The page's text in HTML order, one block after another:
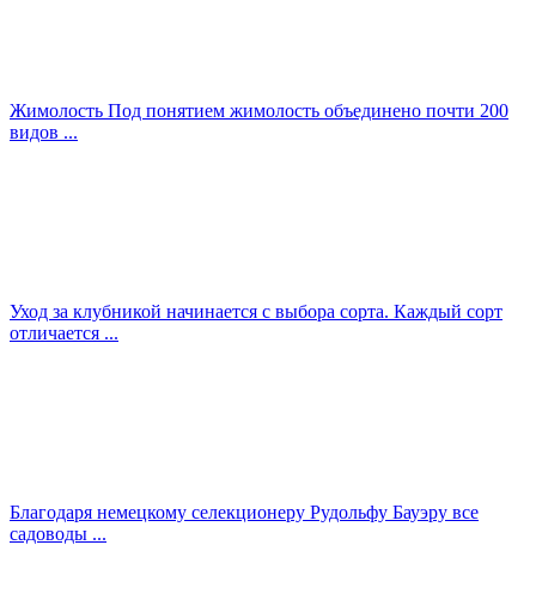
Жимолость Под понятием жимолость объединено почти 200
видов ...
Уход за клубникой начинается с выбора сорта. Каждый сорт
отличается ...
Благодаря немецкому селекционеру Рудольфу Бауэру все
садоводы ...